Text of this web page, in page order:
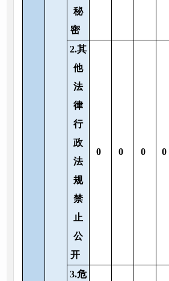
秘
密
2.其
他
法
律
行
政
法
规
禁
止
公
开
0 0 0 0
3.危